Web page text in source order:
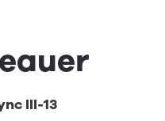
III-13